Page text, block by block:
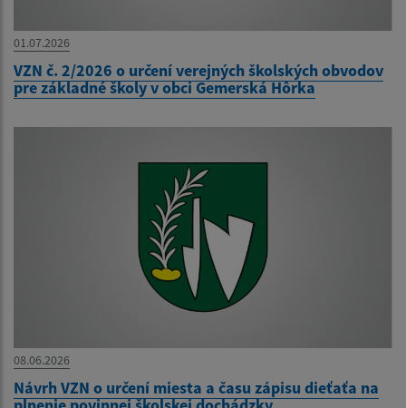
01.07.2026
VZN č. 2/2026 o určení verejných školských obvodov
pre základné školy v obci Gemerská Hôrka
08.06.2026
Návrh VZN o určení miesta a času zápisu dieťaťa na